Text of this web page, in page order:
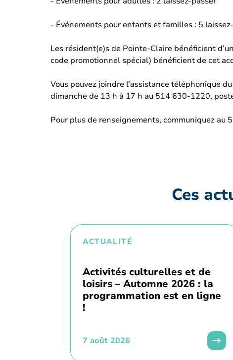
- Événements pour enfants et familles : 5
Les résident(e)s de Pointe-Claire bénéficient
code promotionnel spécial) bénéficient de cet
Vous pouvez joindre l’assistance téléphonique
dimanche de 13 h à 17 h au 514 630-1220,
Pour plus de renseignements, communiquez au
Ces
ACTUALITÉ
Activités culturelles et de
loisirs – Automne 2026 : la
programmation est en ligne
!
7 août 2026